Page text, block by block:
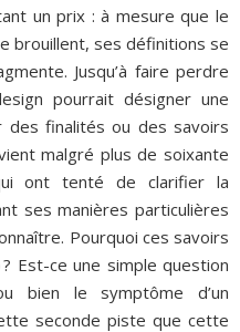
un prix : à mesure que le
brouillent, ses définitions se
Jusqu’à faire perdre
pourrait désigner une
des finalités ou des savoirs
malgré plus de soixante
ont tenté de clarifier la
ses manières particulières
Pourquoi ces savoirs
Est-ce une simple question
bien le symptôme d’un
seconde piste que cette